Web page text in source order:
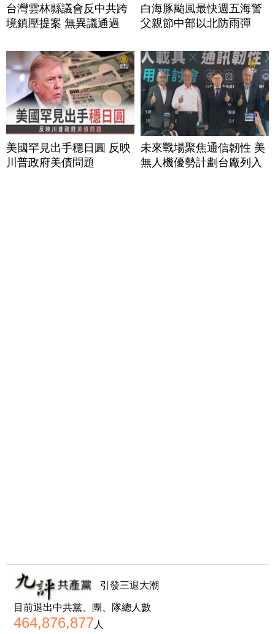
台灣雲林縣議會反中共跨
境鎮壓提案 無異議通過
白海豚颱風最快週五海警
父親節中部以北防雨彈
美國罕見出手穩日圓 反映
川普政府美債問題
未來戰場聚焦通信韌性 美
無人機優勢計劃台廠列入
引發三退大潮
目前退出中共黨、團、隊總人數
464,876,877人